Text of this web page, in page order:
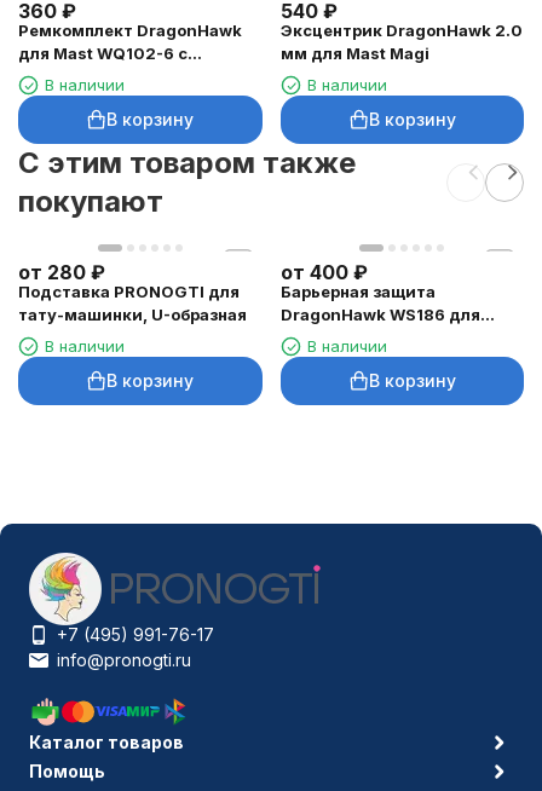
360 ₽
Ремкомплект DragonHawk
для Mast WQ102-6 с
эксцентриком и толкателем
В наличии
В корзину
540 ₽
Эксцентрик DragonHawk 2.0
мм для Mast Magi
В наличии
В корзину
C этим товаром также
покупают
от 280 ₽
Подставка PRONOGTI для
тату-машинки, U-образная
В наличии
В корзину
от 400 ₽
Барьерная защита
DragonHawk WS186 для
тату-машинок
В наличии
В корзину
+7 (495) 991-76-17
info@pronogti.ru
Каталог товаров
Помощь